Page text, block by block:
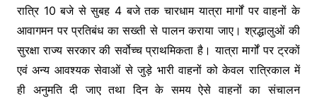
रात्रि 10 बजे से सुबह 4 बजे तक चारधाम यात्रा मार्गों पर वाहनों के
आवागमन पर प्रतिबंध का सख्ती से पालन कराया जाए। श्रद्धालुओं की
सुरक्षा राज्य सरकार की सर्वोच्च प्राथमिकता है। यात्रा मार्गों पर ट्रकों
एवं अन्य आवश्यक सेवाओं से जुड़े भारी वाहनों को केवल रात्रिकाल में
ही अनुमति दी जाए तथा दिन के समय ऐसे वाहनों का संचालन